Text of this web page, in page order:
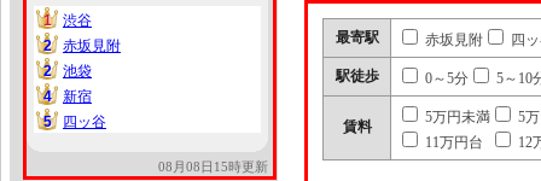
1
1
渋谷
2
2
赤坂見附
2
2
池袋
4
4
新宿
5
5 四ッ谷
08月08日15時更新
最寄駅 赤坂見附 四
駅徒歩 0～5分 5～10
賃料
5万円未満
5
11万円台
12